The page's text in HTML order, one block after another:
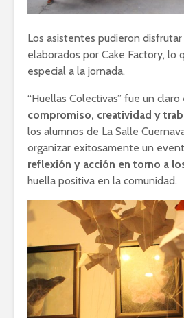
Los asistentes pudieron
elaborados por Cake Factory, lo
especial a la jornada.
“Huellas Colectivas” fue un
compromiso, creatividad y
los alumnos de La Salle
organizar exitosamente un
reflexión y acción en torno a
huella positiva en la comunidad.